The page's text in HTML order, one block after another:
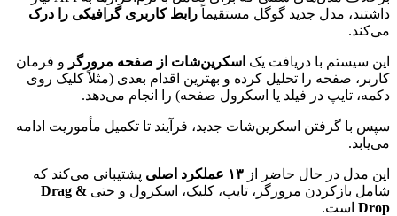
داشتند، مدل جدید گوگل مستقیماً رابط کاربری گرافیکی را درک
می‌کند.
این سیستم با دریافت یک اسکرین‌شات از صفحه مرورگر و فرمان
کاربر، صفحه را تحلیل کرده و بهترین اقدام بعدی (مثلاً کلیک روی
دکمه، تایپ در فیلد یا اسکرول صفحه) را انجام می‌دهد.
سپس با گرفتن اسکرین‌شات جدید، فرآیند تا تکمیل مأموریت ادامه
می‌یابد.
این مدل در حال حاضر از ۱۳ عملکرد اصلی
پشتیبانی می‌کند که
شامل بازکردن مرورگر، تایپ، کلیک، اسکرول و حتی Drag &
Drop است.